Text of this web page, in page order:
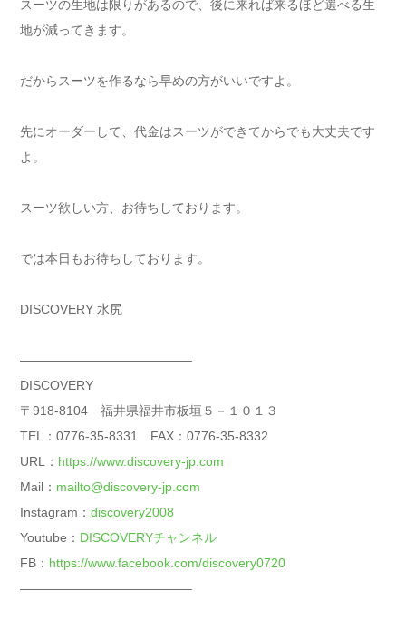
スーツの生地は限りがあるので、後に来れば来るほど選べる生
地が減ってきます。
だからスーツを作るなら早めの方がいいですよ。
先にオーダーして、代金はスーツができてからでも大丈夫です
よ。
スーツ欲しい方、お待ちしております。
では本日もお待ちしております。
DISCOVERY 水尻
—————————————–
DISCOVERY
〒918-8104 福井県福井市板垣５－１０１３
TEL：0776-35-8331 FAX：0776-35-8332
URL： https://www.discovery-jp.com
Mail： mailto@discovery-jp.com
Instagram： discovery2008
Youtube： DISCOVERYチャンネル
FB： https://www.facebook.com/discovery0720
—————————————–